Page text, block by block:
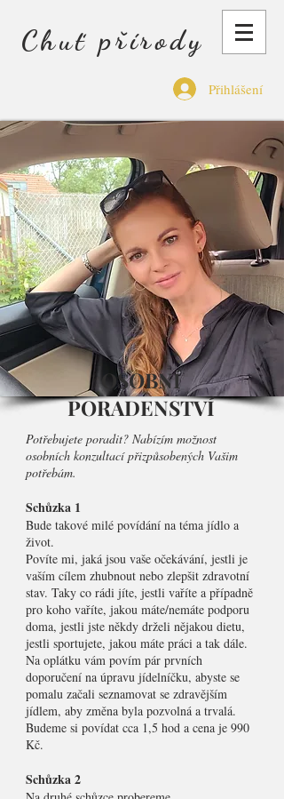
Chuť přírody
Přihlášení
OSOBNÍ
PORADENSTVÍ
Potřebujete poradit? Nabízím možnost
osobních konzultací přizpůsobených Vašim
potřebám.
Schůzka 1
Bude takové milé povídání na téma jídlo a
život.
Povíte mi, jaká jsou vaše očekávání, jestli je
vaším cílem zhubnout nebo zlepšit zdravotní
stav. Taky co rádi jíte, jestli vaříte a případně
pro koho vaříte, jakou máte/nemáte podporu
doma, jestli jste někdy drželi nějakou dietu,
jestli sportujete, jakou máte práci a tak dále.
Na oplátku vám povím pár prvních
doporučení na úpravu jídelníčku, abyste se
pomalu začali seznamovat se zdravějším
jídlem, aby změna byla pozvolná a trvalá.
Budeme si povídat cca 1,5 hod a cena je 990
Kč.
Schůzka 2